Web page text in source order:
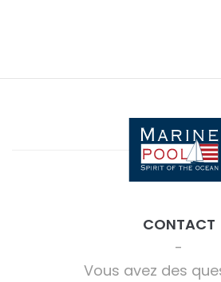
CONTACT
Vous avez des